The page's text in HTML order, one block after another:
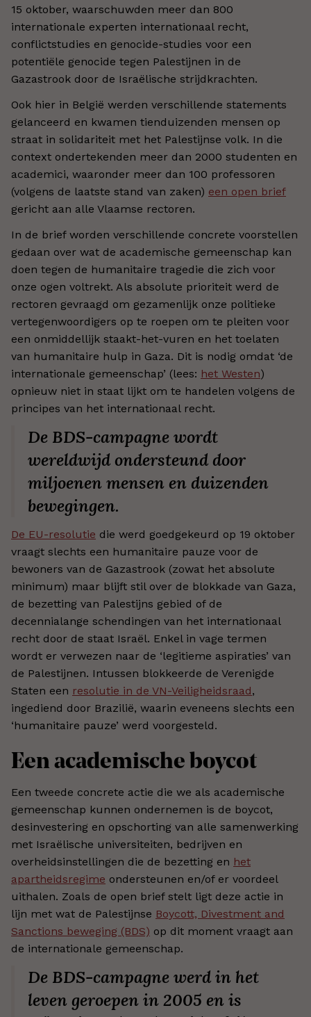
15 oktober, waarschuwden meer dan 800
internationale experten internationaal recht,
conflictstudies en genocide-studies voor een
potentiële genocide tegen Palestijnen in de
Gazastrook door de Israëlische strijdkrachten.
Ook hier in België werden verschillende statements
gelanceerd en kwamen tienduizenden mensen op
straat in solidariteit met het Palestijnse volk. In die
context ondertekenden meer dan 2000 studenten en
academici, waaronder meer dan 100 professoren
(volgens de laatste stand van zaken) een open brief
gericht aan alle Vlaamse rectoren.
In de brief worden verschillende concrete voorstellen
gedaan over wat de academische gemeenschap kan
doen tegen de humanitaire tragedie die zich voor
onze ogen voltrekt. Als absolute prioriteit werd de
rectoren gevraagd om gezamenlijk onze politieke
vertegenwoordigers op te roepen om te pleiten voor
een onmiddellijk staakt-het-vuren en het toelaten
van humanitaire hulp in Gaza. Dit is nodig omdat ‘de
internationale gemeenschap’ (lees: het Westen)
opnieuw niet in staat lijkt om te handelen volgens de
principes van het internationaal recht.
De BDS-campagne wordt
wereldwijd ondersteund door
miljoenen mensen en duizenden
bewegingen.
De EU-resolutie die werd goedgekeurd op 19 oktober
vraagt slechts een humanitaire pauze voor de
bewoners van de Gazastrook (zowat het absolute
minimum) maar blijft stil over de blokkade van Gaza,
de bezetting van Palestijns gebied of de
decennialange schendingen van het internationaal
recht door de staat Israël. Enkel in vage termen
wordt er verwezen naar de ‘legitieme aspiraties’ van
de Palestijnen. Intussen blokkeerde de Verenigde
Staten een resolutie in de VN-Veiligheidsraad,
ingediend door Brazilië, waarin eveneens slechts een
‘humanitaire pauze’ werd voorgesteld.
Een academische boycot
Een tweede concrete actie die we als academische
gemeenschap kunnen ondernemen is de boycot,
desinvestering en opschorting van alle samenwerking
met Israëlische universiteiten, bedrijven en
overheidsinstellingen die de bezetting en het
apartheidsregime ondersteunen en/of er voordeel
uithalen. Zoals de open brief stelt ligt deze actie in
lijn met wat de Palestijnse Boycott, Divestment and
Sanctions beweging (BDS) op dit moment vraagt aan
de internationale gemeenschap.
De BDS-campagne werd in het
leven geroepen in 2005 en is